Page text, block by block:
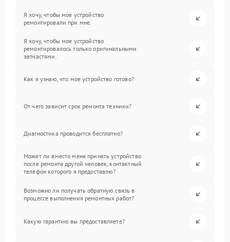
Я хочу, чтобы мое устройство
ремонтировали при мне.
Я хочу, чтобы мое устройство
ремонтировалось только оригинальными
запчастями.
Как я узнаю, что мое устройство готово?
От чего зависит срок ремонта техники?
Диагностика проводится бесплатно?
Может ли вместо меня принять устройство
после ремонта другой человек, контактный
телефон которого я предоставлю?
Возможно ли получать обратную связь в
процессе выполнения ремонтных работ?
Какую гарантию вы предоставляете?